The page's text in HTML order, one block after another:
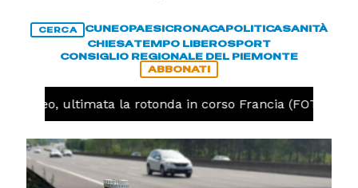
CERCA CUNEOPAESICRONACAPOLITICASANITÀ
CHIESATEMPO LIBEROSPORT
CONSIGLIO REGIONALE DEL PIEMONTE
ABBONATI
Cuneo, ultimata la rotonda in corso Francia (FOTO)